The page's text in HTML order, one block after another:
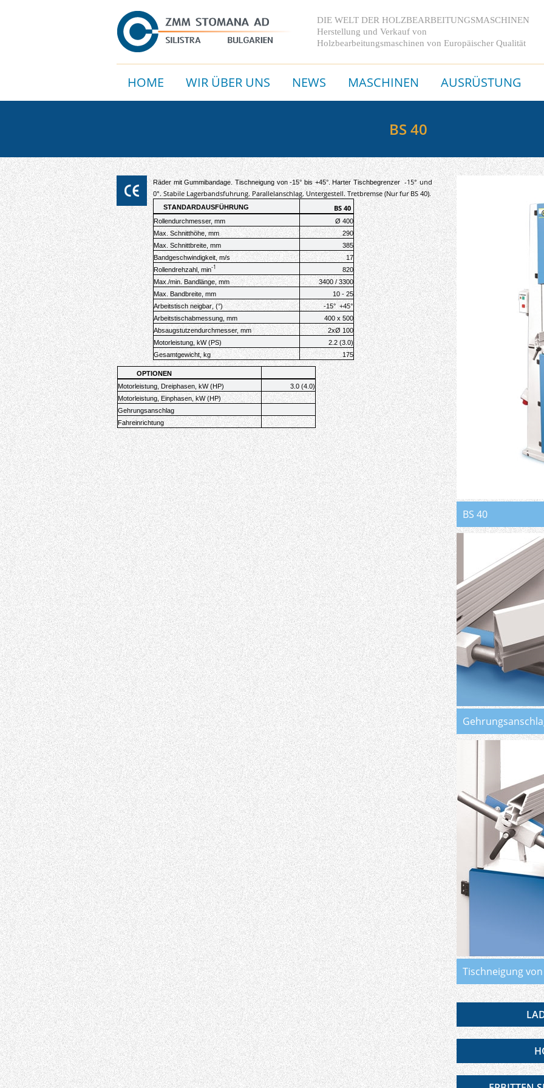
DIE WELT DER HOLZBEARBEITUNGSMASCHINEN
Herstellung und Verkauf von
Holzbearbeitungsmaschinen von Europäischer Qualität
HOME WIR ÜBER UNS NEWS MASCHINEN AUSRÜSTUNG
BS 40
Räder mit Gummibandage. Tischneigung von -15° bis +45°. Harter Tischbegrenzer
-15° und
0°. Stabile Lagerbandsfuhrung. Parallelanschlag. Untergestell. Tretbremse (Nur fur BS 40).
STANDARDAUSFÜHRUNG BS40
Rollendurchmesser, mm Ø 400
Max. Schnitthöhe, mm
290
Max. Schnittbreite, mm
385
Bandgeschwindigkeit, m/s
17
Rollendrehzahl, min-1
820
Max./min. Bandlänge, mm
3400 / 3300
Max. Bandbreite, mm
10 - 25
Arbeitstisch neigbar,(°) -15° +45°
Arbeitstischabmessung, mm
400 x 500
Absaugstutzendurchmesser, mm
2хØ 100
Motorleistung, kW (PS)
2 2 (3 0)
Gesamtgewicht, kg
175
OPTIONEN
Motorleistung, Dreiphasen, kW (HP)
3.0 (4.0)
Motorleistung,Einphasen, kW (HP)
Gehrungsanschlag
Fahreinrichtung
BS 40
Tischneigung von